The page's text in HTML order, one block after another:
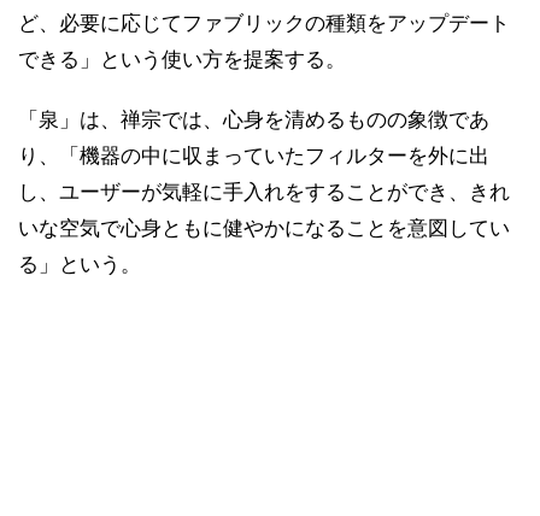
ど、必要に応じてファブリックの種類をアップデート
できる」という使い方を提案する。
「泉」は、禅宗では、心身を清めるものの象徴であ
り、「機器の中に収まっていたフィルターを外に出
し、ユーザーが気軽に手入れをすることができ、きれ
いな空気で心身ともに健やかになることを意図してい
る」という。